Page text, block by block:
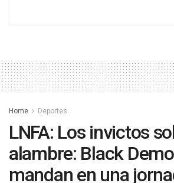
Home Deportes
LNFA: Los invictos
alambre: Black
mandan en una